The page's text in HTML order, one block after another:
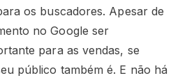
os buscadores. Apesar de
no Google ser
para as vendas, se
público também é. E não há